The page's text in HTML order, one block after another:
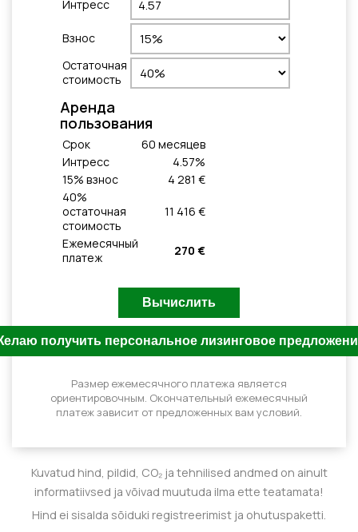
Интресс
Взнос
Остаточная
стоимость
Aренда
пользования
Cрок 60 месяцeв
Интресс
4.57%
15% взнос
4 281 €
40%
остаточная
стоимость
11 416 €
Ежемесячный
платеж
270 €
Размер ежемесячного платежа является
ориентировочным. Окончательный ежемесячный
платеж зависит от предложенных вам условий.
Kuvatud hind, pildid, CO₂ ja tehnilised andmed on ainult
informatiivsed ja võivad muutuda ilma ette teatamata!
Hind ei sisalda sõiduki registreerimist ja ohutuspaketti.